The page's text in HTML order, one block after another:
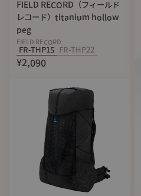
FIELD RECORD（フィールド
レコード）titanium hollow
peg
FIELD RECORD
FR-THP15 FR-THP22
¥2,090